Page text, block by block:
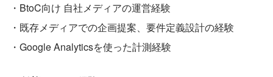
・BtoC向け 自社メディアの運営経験
・既存メディアでの企画提案、要件定義設計の経験
・Google Analyticsを使った計測経験